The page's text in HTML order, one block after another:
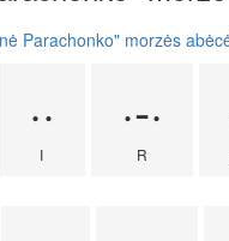
Parachonko" morzės
··
I
·-·
R